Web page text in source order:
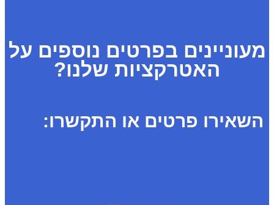
מעוניינים בפרטים נוספים על
האטרקציות שלנו?
השאירו פרטים או התקשרו: